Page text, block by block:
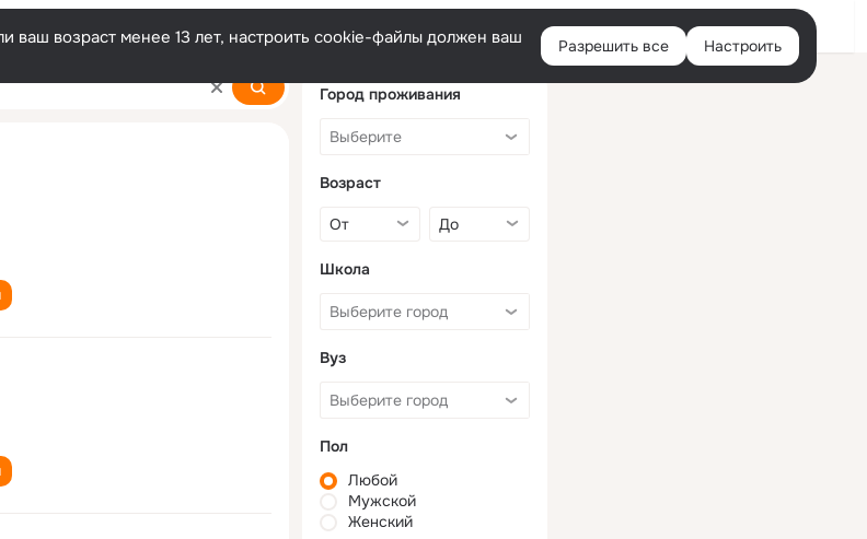
Войти
ваш возраст менее 13 лет, настроить cookie-файлы должен ваш
Разрешить все Настроить
Город проживания
Возраст
Школа
Вуз
Пол
Любой
Мужской
Женский